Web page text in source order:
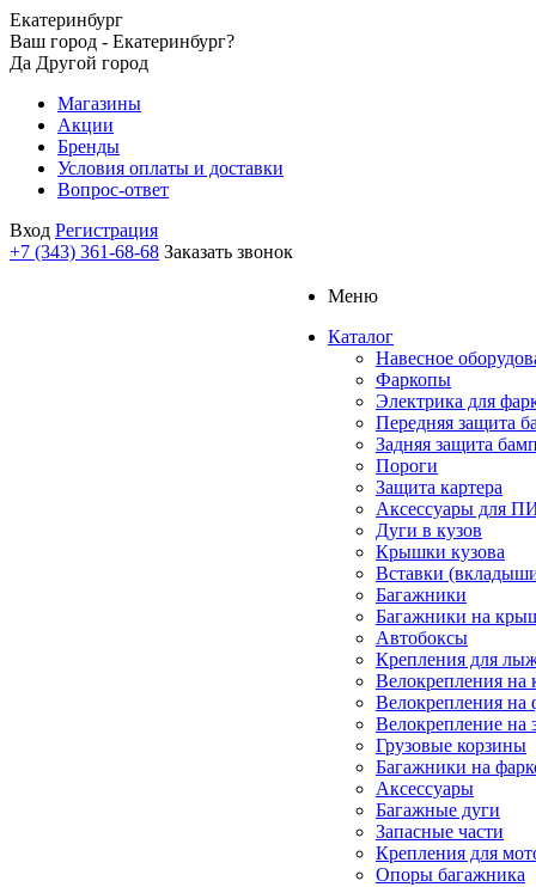
Екатеринбург
Ваш город - Екатеринбург?
Да Другой город
Магазины
Акции
Бренды
Условия оплаты и доставки
Вопрос-ответ
Вход Регистрация
+7 (343) 361-68-68 Заказать звонок
Меню
Каталог
Навесное
Фаркопы
Электрика для
Передняя защита
Задняя защита
Пороги
Защита картера
Аксессуары для
Дуги в кузов
Крышки кузова
Вставки
Багажники
Багажники на
Автобоксы
Крепления для
Велокрепления
Велокрепления на
Велокрепление на
Грузовые корзины
Багажники на
Аксессуары
Багажные дуги
Запасные части
Крепления для
Опоры багажника